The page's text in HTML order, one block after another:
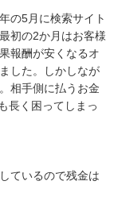
の5月に検索サイト
初の2か月はお客様
報酬が安くなるオ
した。しかしなが
相手側に払うお金
長く困ってしまっ
ているので残金は